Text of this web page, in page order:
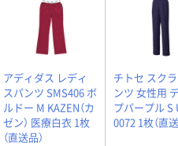
アディダス レディ
スパンツ SMS406 ボ
ルドー M KAZEN（カ
ゼン） 医療白衣 1枚
（直送品）
チトセ スク
ンツ 女性用
プパープル S
0072 1枚（直